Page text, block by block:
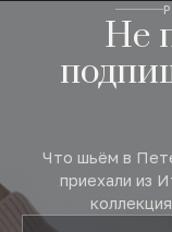
Не
Что шьём в
приехали из